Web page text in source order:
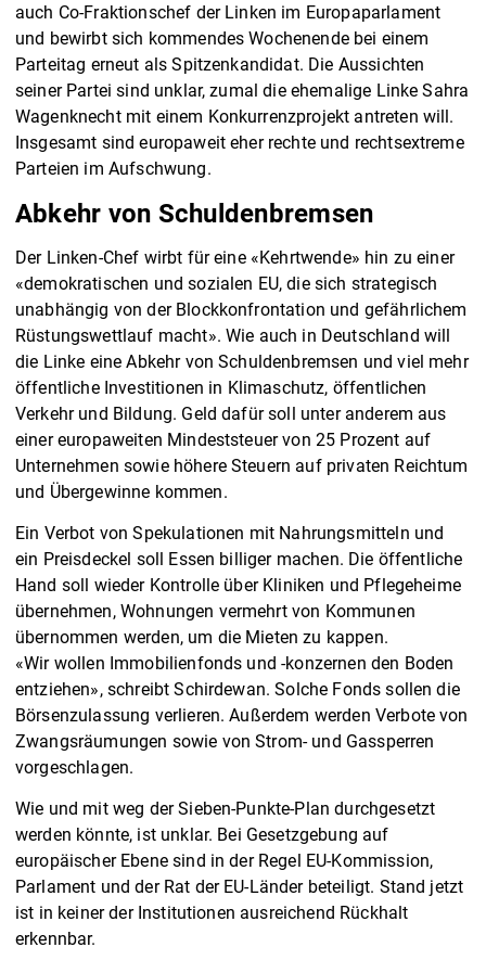
auch Co-Fraktionschef der Linken im Europaparlament
und bewirbt sich kommendes Wochenende bei einem
Parteitag erneut als Spitzenkandidat. Die Aussichten
seiner Partei sind unklar, zumal die ehemalige Linke Sahra
Wagenknecht mit einem Konkurrenzprojekt antreten will.
Insgesamt sind europaweit eher rechte und rechtsextreme
Parteien im Aufschwung.
Abkehr von Schuldenbremsen
Der Linken-Chef wirbt für eine «Kehrtwende» hin zu einer
«demokratischen und sozialen EU, die sich strategisch
unabhängig von der Blockkonfrontation und gefährlichem
Rüstungswettlauf macht». Wie auch in Deutschland will
die Linke eine Abkehr von Schuldenbremsen und viel mehr
öffentliche Investitionen in Klimaschutz, öffentlichen
Verkehr und Bildung. Geld dafür soll unter anderem aus
einer europaweiten Mindeststeuer von 25 Prozent auf
Unternehmen sowie höhere Steuern auf privaten Reichtum
und Übergewinne kommen.
Ein Verbot von Spekulationen mit Nahrungsmitteln und
ein Preisdeckel soll Essen billiger machen. Die öffentliche
Hand soll wieder Kontrolle über Kliniken und Pflegeheime
übernehmen, Wohnungen vermehrt von Kommunen
übernommen werden, um die Mieten zu kappen.
«Wir wollen Immobilienfonds und -konzernen den Boden
entziehen», schreibt Schirdewan. Solche Fonds sollen die
Börsenzulassung verlieren. Außerdem werden Verbote von
Zwangsräumungen sowie von Strom- und Gassperren
vorgeschlagen.
Wie und mit weg der Sieben-Punkte-Plan durchgesetzt
werden könnte, ist unklar. Bei Gesetzgebung auf
europäischer Ebene sind in der Regel EU-Kommission,
Parlament und der Rat der EU-Länder beteiligt. Stand jetzt
ist in keiner der Institutionen ausreichend Rückhalt
erkennbar.